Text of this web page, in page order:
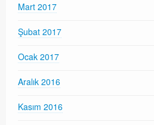
Mart 2017
Şubat 2017
Ocak 2017
Aralık 2016
Kasım 2016